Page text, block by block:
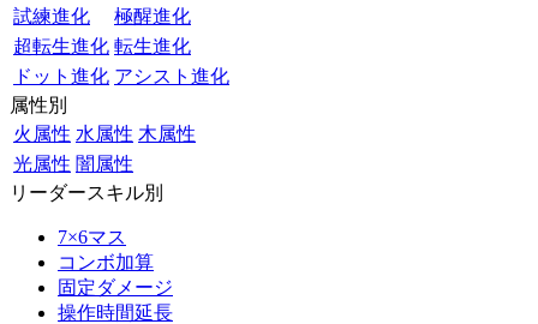
試練進化
極醒進化
超転生進化 転生進化
ドット進化 アシスト進化
属性別
火属性 水属性 木属性
光属性 闇属性
リーダースキル別
7×6マス
コンボ加算
固定ダメージ
操作時間延長